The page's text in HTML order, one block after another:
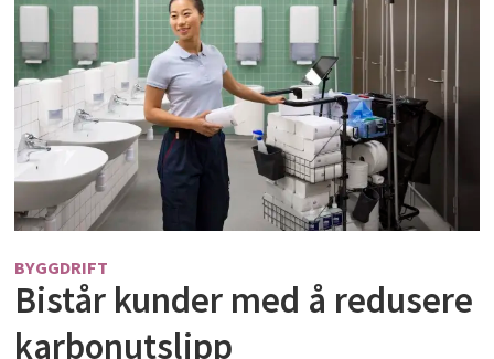
BYGGDRIFT
Bistår kunder med å redusere
karbonutslipp